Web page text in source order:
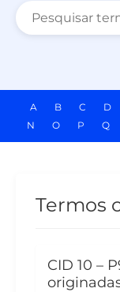
A B C D
N
O P Q
Termos
CID 10 –